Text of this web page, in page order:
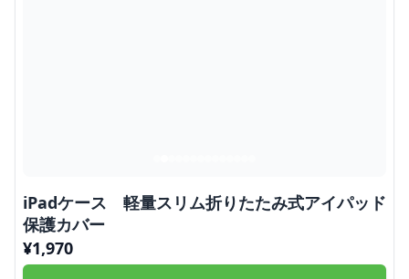
iPadケース 軽量スリム折りたたみ式アイパッド
保護カバー
¥1,970